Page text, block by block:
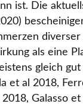
ist. Die
als eine
gleich
et al 2018,
Galasso et